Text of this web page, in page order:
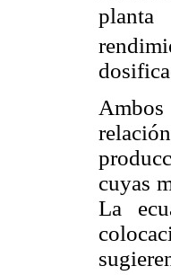
planta
cuyas
La